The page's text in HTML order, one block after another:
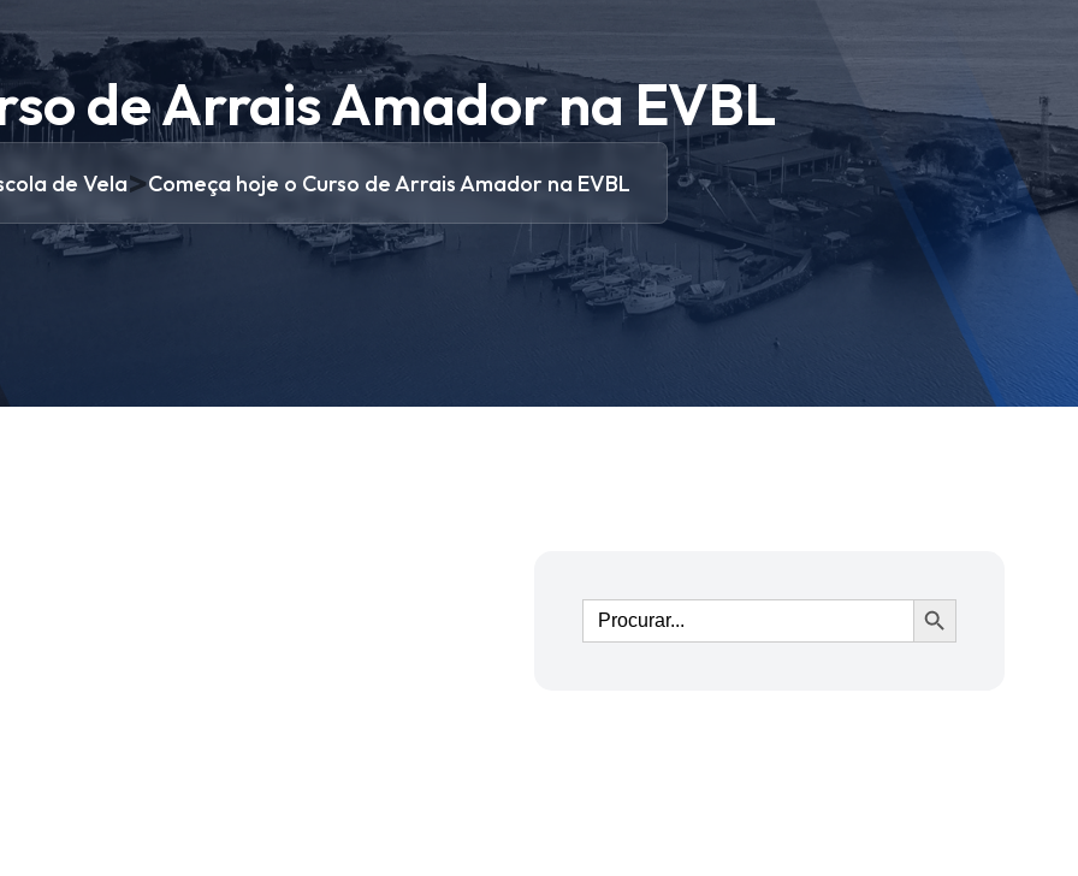
de Arrais Amador na EVBL
de Vela>Começa hoje o Curso de Arrais Amador na EVBL
Ir